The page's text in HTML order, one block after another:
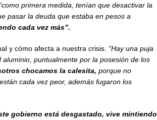
,“como primera medida, tenían que desactivar la
pasar la deuda que estaba en pesos a
cada vez más”.
y cómo afecta a nuestra crisis. “Hay una puja
puntualmente por la posesión de los
chocamos la calesita, porque no
cada vez peor, además fugaron los
gobierno está desgastado, vive mintiendo